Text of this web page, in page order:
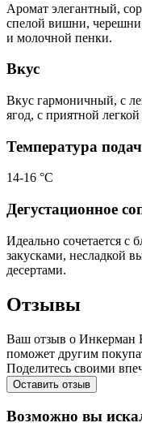
Аромат элегантный,
спелой вишни,
и молочной пенки.
Вкус
Вкус гармоничный, с
ягод, с приятной
Температура
14-16 °С
Дегустационное
Идеально сочетается
закусками, несладкой
десертами.
Отзывы
Ваш отзыв о Инкерман
поможет другим
Поделитесь своими
Оставить отзыв
Возможно вы